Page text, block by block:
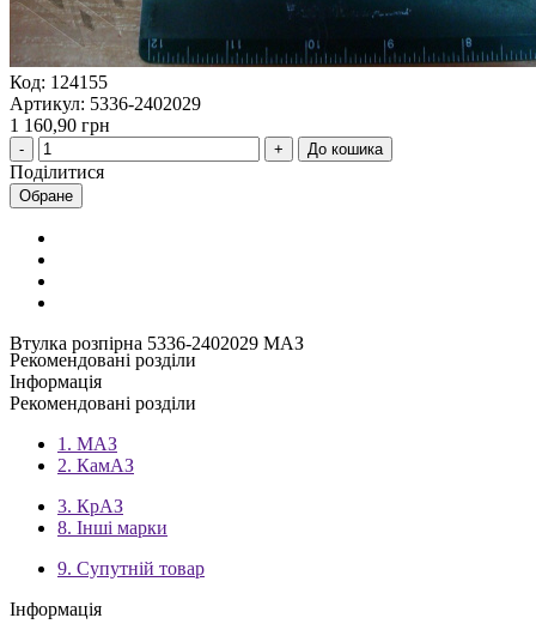
Код: 124155
Артикул: 5336-2402029
1 160,90 грн
До кошика
Поділитися
Обране
Втулка розпірна 5336-2402029 МАЗ
Рекомендовані розділи
Інформація
Рекомендовані розділи
1. МАЗ
2. КамАЗ
3. КрАЗ
8. Інші марки
9. Супутній товар
Інформація